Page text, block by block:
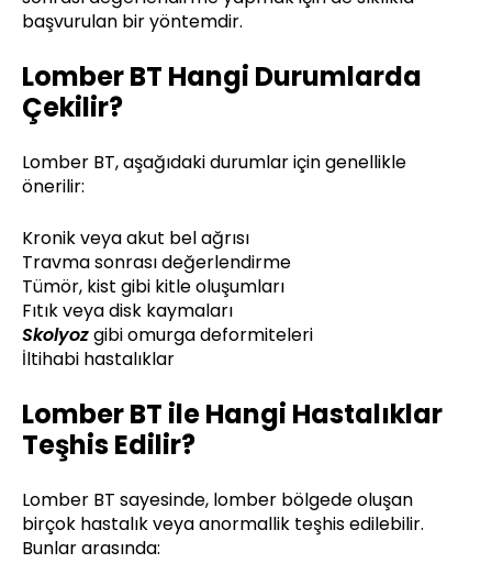
başvurulan bir yöntemdir.
Lomber BT Hangi Durumlarda
Çekilir?
Lomber BT, aşağıdaki durumlar için genellikle
önerilir:
Kronik veya akut bel ağrısı
Travma sonrası değerlendirme
Tümör, kist gibi kitle oluşumları
Fıtık veya disk kaymaları
Skolyozgibi omurga deformiteleri
İltihabi hastalıklar
Lomber BT ile Hangi Hastalıklar
Teşhis Edilir?
Lomber BT sayesinde, lomber bölgede oluşan
birçok hastalık veya anormallik teşhis edilebilir.
Bunlar arasında: